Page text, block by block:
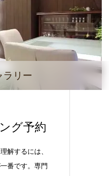
ラリー
グ予約
解するには、
番です。専門